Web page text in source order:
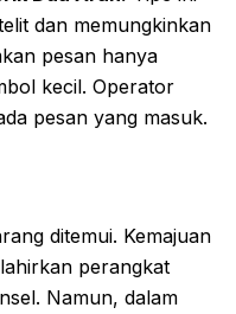
dan memungkinkan
pesan hanya
kecil. Operator
pesan yang masuk.
ditemui. Kemajuan
perangkat
Namun, dalam